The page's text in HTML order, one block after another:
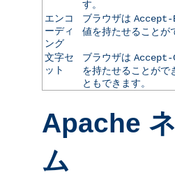
す。
エンコ
ーディ
ング
ブラウザは Accept-
値を持たせることが
文字セ
ット
ブラウザは Accept-
を持たせることがで
ともできます。
Apache
ム